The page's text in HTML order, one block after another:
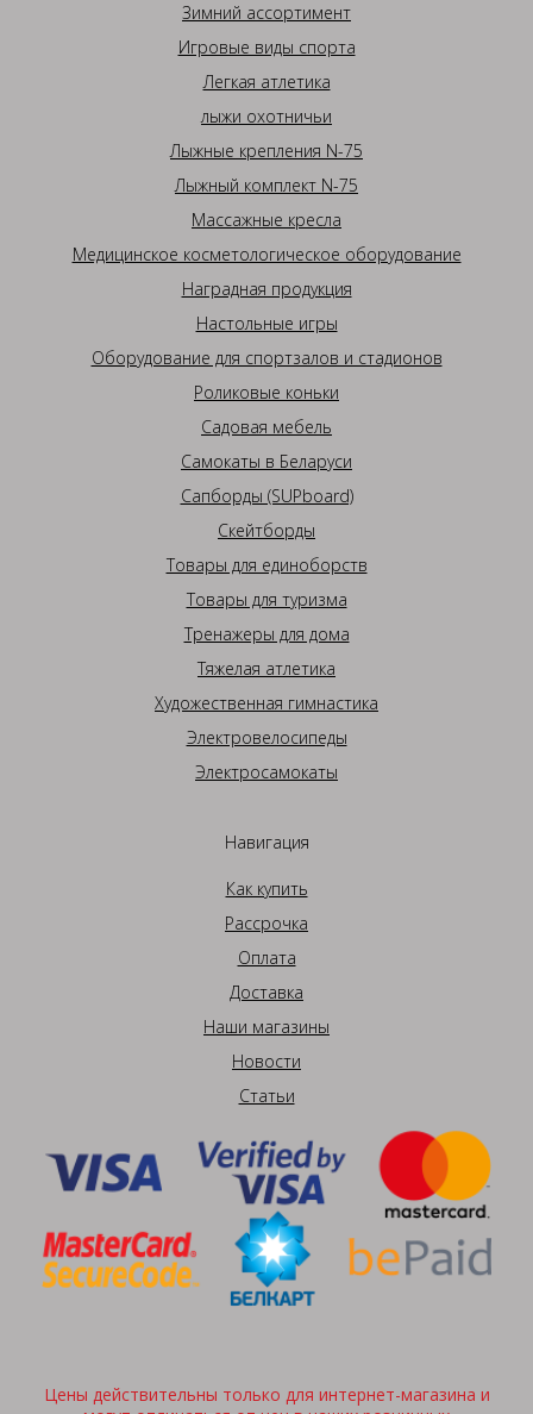
Зимний ассортимент
Игровые виды спорта
Легкая атлетика
лыжи охотничьи
Лыжные крепления N-75
Лыжный комплект N-75
Массажные кресла
Медицинское косметологическое оборудование
Наградная продукция
Настольные игры
Оборудование для спортзалов и стадионов
Роликовые коньки
Садовая мебель
Самокаты в Беларуси
Сапборды (SUPboard)
Скейтборды
Товары для единоборств
Товары для туризма
Тренажеры для дома
Тяжелая атлетика
Художественная гимнастика
Электровелосипеды
Электросамокаты
Навигация
Как купить
Рассрочка
Оплата
Доставка
Наши магазины
Новости
Статьи
Цены действительны только для интернет-магазина и